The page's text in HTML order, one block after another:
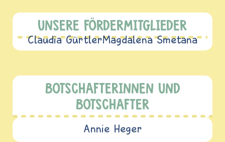
UNSERE FÖRDERMITGLIEDER
Claudia GürtlerMagdalena Smetana
BOTSCHAFTERINNEN UND
BOTSCHAFTER
Annie Heger